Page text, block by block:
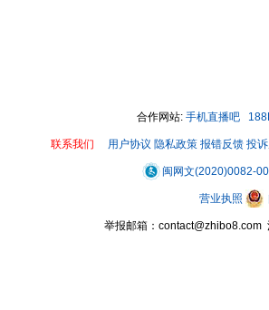
合作网站: 手机直播吧
联系我们 用户协议 隐私政策 报错反馈 投
闽网文(2020)0082-
营业执照
举报邮箱：